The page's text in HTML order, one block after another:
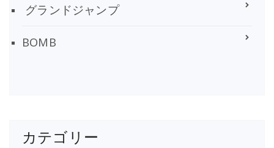
グランドジャンプ
BOMB
カテゴリー